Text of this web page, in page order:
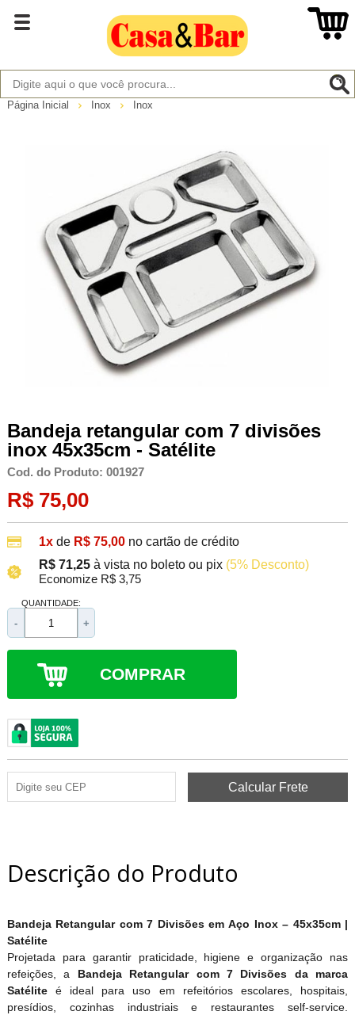
Página Inicial Inox Inox
Bandeja retangular com 7 divisões
inox 45x35cm - Satélite
Cod. do Produto: 001927
R$ 75,00
1xde R$ 75,00 no cartão de crédito
R$ 71,25 à vista no boleto ou pix (5% Desconto)
Economize R$ 3,75
QUANTIDADE:
- +
COMPRAR
Descrição do Produto
Bandeja Retangular com 7 Divisões em Aço Inox – 45x35cm |
Satélite
Projetada para garantir praticidade, higiene e organização nas
refeições, a Bandeja Retangular com 7 Divisões da marca
Satéliteé ideal para uso em refeitórios escolares, hospitais,
presídios, cozinhas industriais e restaurantes self-service.